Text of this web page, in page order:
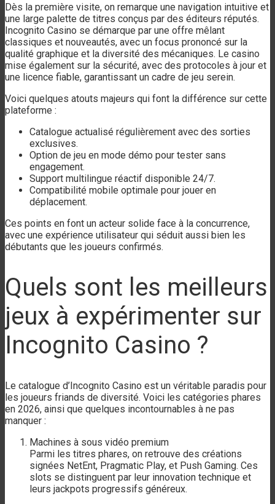
Dès la première visite, on remarque une navigation intuitive et
une large palette de titres conçus par des éditeurs réputés.
Incognito Casino se démarque par une offre mêlant
classiques et nouveautés, avec un focus prononcé sur la
qualité graphique et la diversité des mécaniques. Le casino
mise également sur la sécurité, avec des protocoles à jour et
une licence fiable, garantissant un cadre de jeu serein.
Voici quelques atouts majeurs qui font la différence sur cette
plateforme :
Catalogue actualisé régulièrement avec des sorties
exclusives.
Option de jeu en mode démo pour tester sans
engagement.
Support multilingue réactif disponible 24/7.
Compatibilité mobile optimale pour jouer en
déplacement.
Ces points en font un acteur solide face à la concurrence,
avec une expérience utilisateur qui séduit aussi bien les
débutants que les joueurs confirmés.
Quels sont les meilleurs
jeux à expérimenter sur
Incognito Casino ?
Le catalogue d’Incognito Casino est un véritable paradis pour
les joueurs friands de diversité. Voici les catégories phares
en 2026, ainsi que quelques incontournables à ne pas
manquer :
Machines à sous vidéo premium
Parmi les titres phares, on retrouve des créations
signées NetEnt, Pragmatic Play, et Push Gaming. Ces
slots se distinguent par leur innovation technique et
leurs jackpots progressifs généreux.